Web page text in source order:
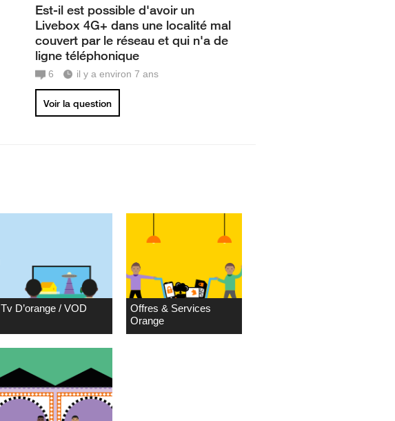
Est-il est possible d'avoir un
Livebox 4G+ dans une localité mal
couvert par le réseau et qui n'a de
ligne téléphonique
6 il y a environ 7 ans
Voir la question
Tv D’orange / VOD
Offres & Services
Orange